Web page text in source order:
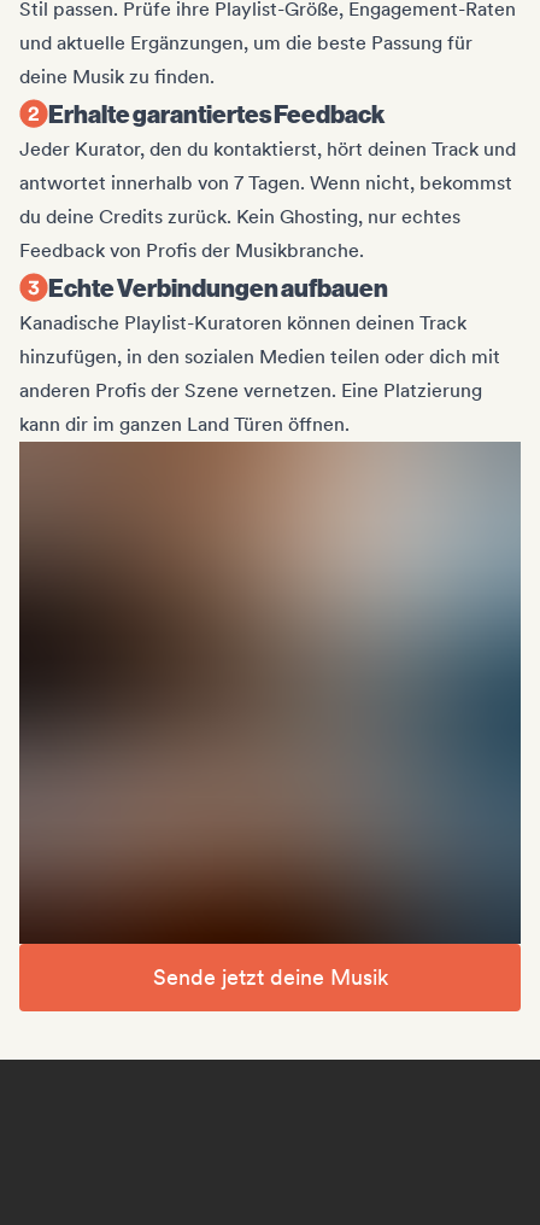
Stil passen. Prüfe ihre Playlist-Größe, Engagement-Raten
und aktuelle Ergänzungen, um die beste Passung für
deine Musik zu finden.
Erhalte garantiertes Feedback
Jeder Kurator, den du kontaktierst, hört deinen Track und
antwortet innerhalb von 7 Tagen. Wenn nicht, bekommst
du deine Credits zurück. Kein Ghosting, nur echtes
Feedback von Profis der Musikbranche.
Echte Verbindungen aufbauen
Kanadische Playlist-Kuratoren können deinen Track
hinzufügen, in den sozialen Medien teilen oder dich mit
anderen Profis der Szene vernetzen. Eine Platzierung
kann dir im ganzen Land Türen öffnen.
Sende jetzt deine Musik